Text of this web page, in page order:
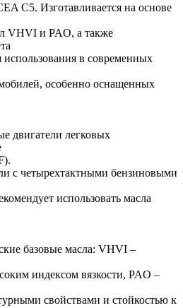
C5. Изготавливается на основе
VHVI и PAO, а также
пакета
использования в современных
особенно оснащенных
двигатели легковых
(DPF).
с четырехтактными бензиновыми
использовать масла
базовые масла: VHVI –
III
индексом вязкости, PAO –
с
свойствами и стойкостью к